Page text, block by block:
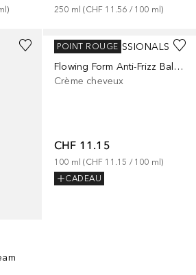
) 250 ml (CHF 11.56 / 100 ml)
WELLA PROFESSIONALS
Flowing Form Anti-Frizz Balsam
Crème cheveux
CHF 11.15
100 ml (CHF 11.15 / 100 ml)
CADEAU
POINT ROUGE